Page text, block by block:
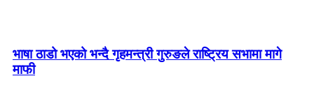
भाषा ठाडो भएको भन्दै गृहमन्त्री गुरुङले राष्ट्रिय सभामा मागे
माफी